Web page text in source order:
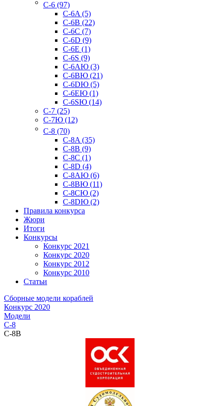
C-6 (97)
C-6A (5)
C-6B (22)
C-6C (7)
C-6D (9)
C-6E (1)
C-6S (9)
C-6AЮ (3)
C-6BЮ (21)
C-6DЮ (5)
C-6EЮ (1)
C-6SЮ (14)
C-7 (25)
C-7Ю (12)
C-8 (70)
C-8A (35)
C-8B (9)
C-8C (1)
C-8D (4)
C-8AЮ (6)
C-8BЮ (11)
C-8CЮ (2)
C-8DЮ (2)
Правила конкурса
Жюри
Итоги
Конкурсы
Конкурс 2021
Конкурс 2020
Конкурс 2012
Конкурс 2010
Статьи
Сборные модели кораблей
Конкурс 2020
Модели
C-8
C-8B